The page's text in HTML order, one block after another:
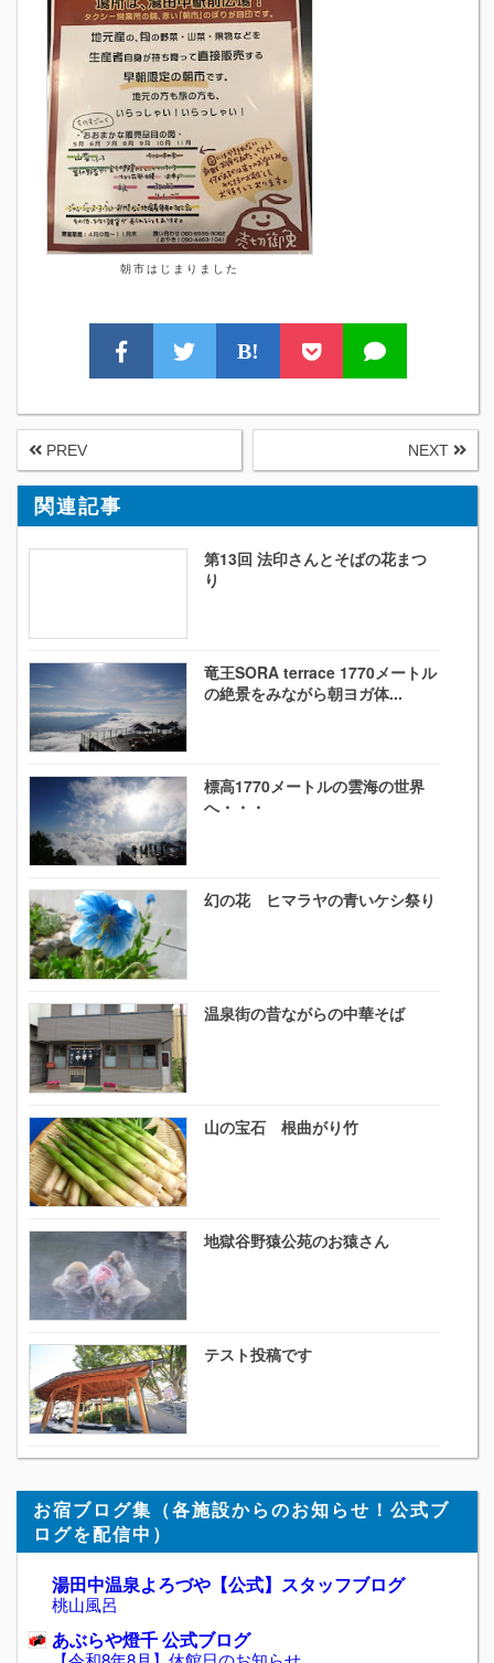
朝市はじまりました
B!
PREV NEXT
関連記事
第13回 法印さんとそばの花まつ
り
竜王SORA terrace 1770メートル
の絶景をみながら朝ヨガ体...
標高1770メートルの雲海の世界
へ・・・
幻の花 ヒマラヤの青いケシ祭り
温泉街の昔ながらの中華そば
山の宝石 根曲がり竹
地獄谷野猿公苑のお猿さん
テスト投稿です
お宿ブログ集（各施設からのお知らせ！公式ブ
ログを配信中）
湯田中温泉よろづや【公式】スタッフブログ
桃山風呂
あぶらや燈千 公式ブログ